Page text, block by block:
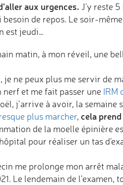
aux urgences. J'y reste 5
besoin de repos. Le soir-
est jeudi…
matin, à mon réveil, une
je ne peux plus me servir de
nerf et me fait passer une IRM
j’arrive à avoir, la
plus marcher, cela
de la moelle épinière
pour réaliser un tas
me prolonge mon arrêt
Le lendemain de l’examen,